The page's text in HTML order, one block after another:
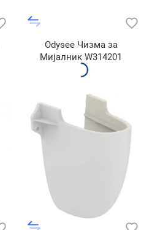
Odysee Чизма за
Mијалник W314201